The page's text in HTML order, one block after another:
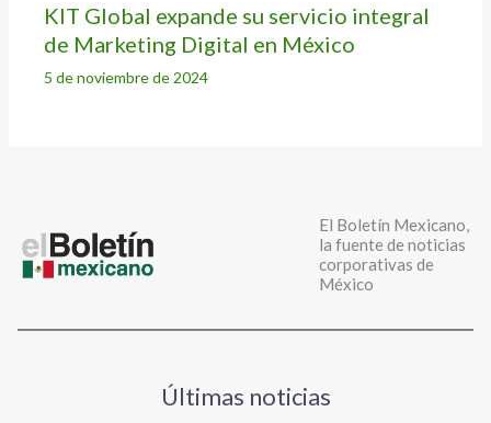
KIT Global expande su servicio integral
de Marketing Digital en México
5 de noviembre de 2024
El Boletín Mexicano,
la fuente de noticias
corporativas de
México
Últimas noticias